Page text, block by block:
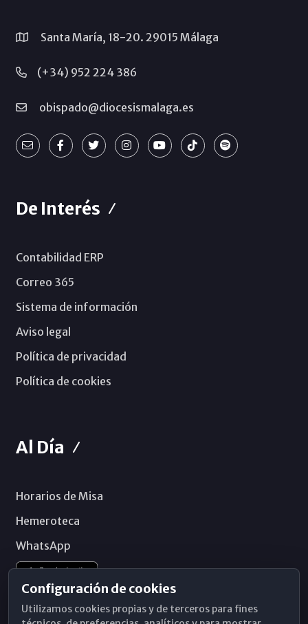
Santa María, 18-20. 29015 Málaga
(+34) 952 224 386
obispado@diocesismalaga.es
De Interés
Contabilidad ERP
Correo 365
Sistema de información
Aviso legal
Política de privacidad
Política de cookies
Al Día
Horarios de Misa
Hemeroteca
WhatsApp
Configuración de cookies
Utilizamos cookies propias y de terceros para fines